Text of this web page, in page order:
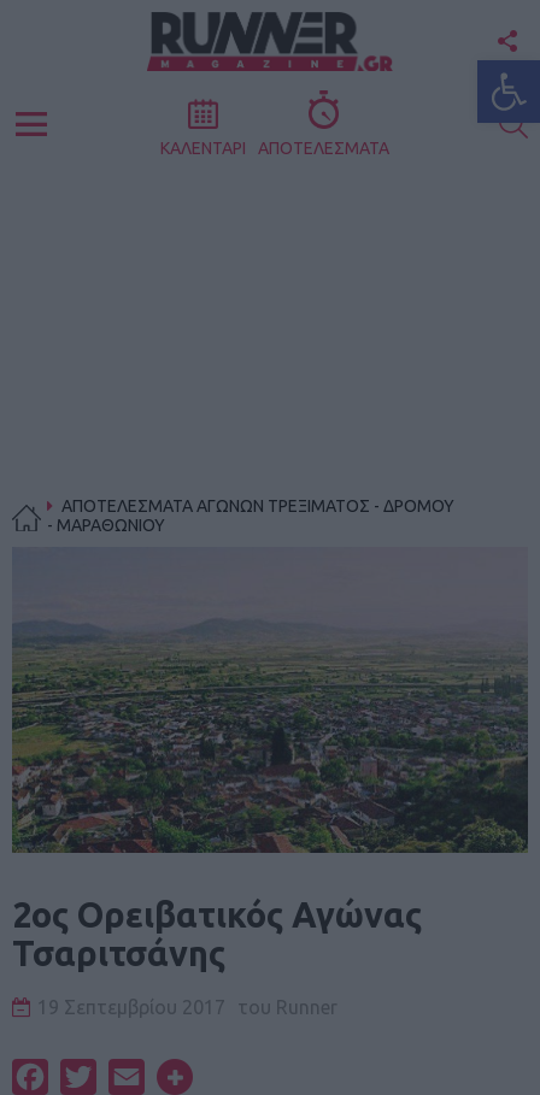
Menu ΚΑΛΕΝΤΑΡΙ ΑΠΟΤΕΛΕΣΜΑΤΑ
ΑΠΟΤΕΛΕΣΜΑΤΑ ΑΓΩΝΩΝ ΤΡΕΞΙΜΑΤΟΣ - ΔΡΟΜΟΥ
- ΜΑΡΑΘΩΝΙΟΥ
2ος Ορειβατικός Αγώνας
Τσαριτσάνης
19 Σεπτεμβρίου 2017 του Runner
FacebookTwitterEmail